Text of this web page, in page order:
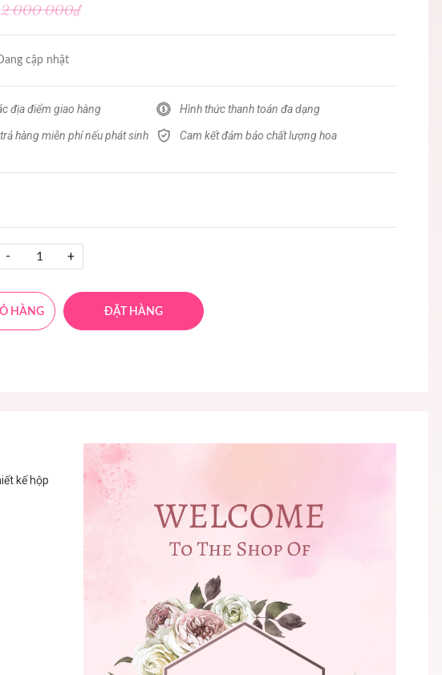
2.000.000₫
cập nhật
địa điểm giao hàng Hình thức thanh toán đa dạng
hàng miễn phí nếu phát sinh
Cam kết đảm bảo chất lượng hoa
- +
HÀNG ĐẶT HÀNG
kế hộp